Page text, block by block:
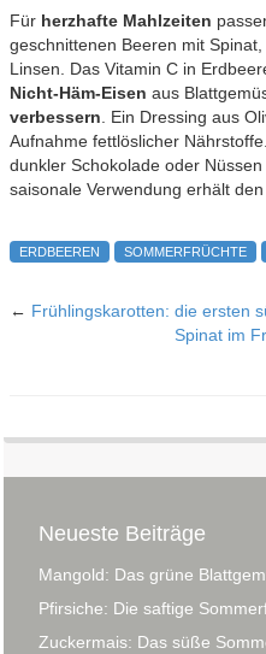
Für herzhafte Mahlzeiten
geschnittenen Beeren mit
Linsen. Das Vitamin C in
Nicht-Häm-Eisen aus
verbessern . Ein Dressing aus
Aufnahme fettlöslicher
dunkler Schokolade oder
saisonale Verwendung erhält
ERDBEEREN SOMMERFRÜCHTE
← Frühlingskarotten: die ersten
Spinat im
Neueste Beiträge
Mangold: Das grüne
Pfirsiche: Die saftige
Zuckermais: Das süße